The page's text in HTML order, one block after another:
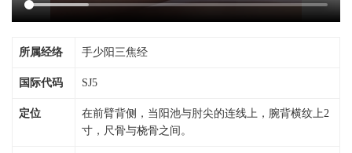
所属经络 手少阳三焦经
国际代码 SJ5
定位
在前臂背侧，当阳池与肘尖的连线上，腕背横纹上2
寸，尺骨与桡骨之间。